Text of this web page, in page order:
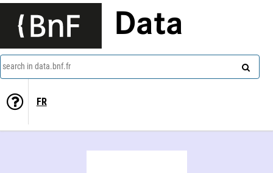
Data
search in data.bnf.fr
FR